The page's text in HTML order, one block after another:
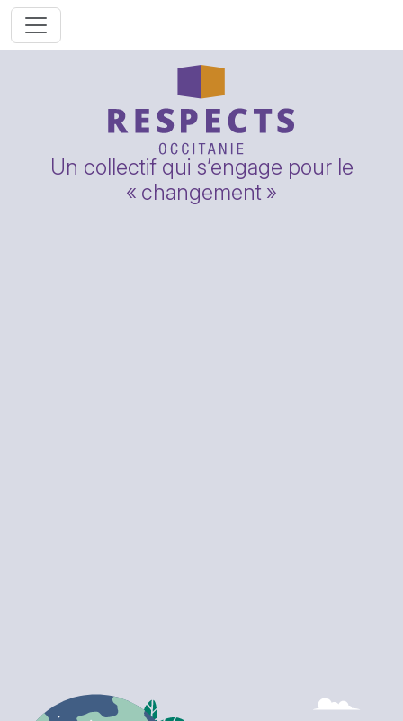
Un collectif qui s’engage pour le
« changement »